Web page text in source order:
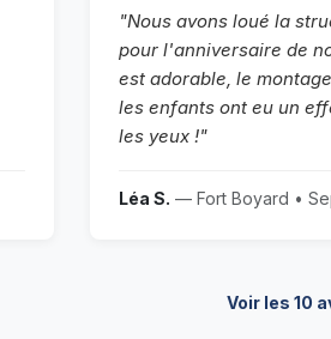
"Nous avons loué la
pour l'anniversaire de
est adorable, le
les enfants ont eu un
les yeux !"
Léa S. — Fort Boyard •
Voir les 10